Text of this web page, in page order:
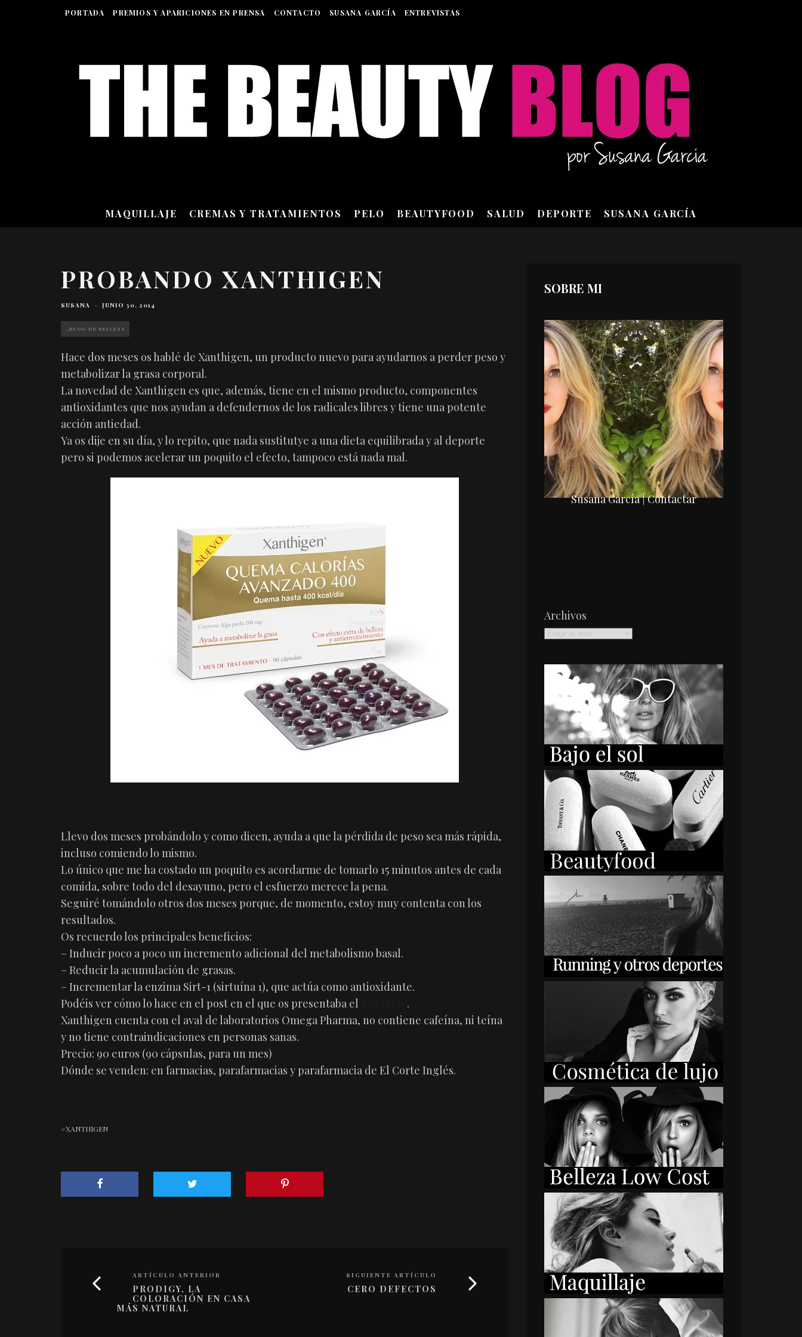
PORTADA PREMIOS Y APARICIONES EN PRENSA CONTACTO SUSANA GARCÍA ENTREVISTAS
MAQUILLAJE CREMAS Y TRATAMIENTOS PELO BEAUTYFOOD SALUD DEPORTE SUSANA GARCÍA
PROBANDO XANTHIGEN
SUSANA · JUNIO 30, 2014
_BLOG DE BELLEZA
Hace dos meses os hablé de Xanthigen, un producto nuevo para ayudarnos a perder peso y
metabolizar la grasa corporal.
La novedad de Xanthigen es que, además, tiene en el mismo producto, componentes
antioxidantes que nos ayudan a defendernos de los radicales libres y tiene una potente
acción antiedad.
Ya os dije en su día, y lo repito, que nada sustitutye a una dieta equilibrada y al deporte
pero si podemos acelerar un poquito el efecto, tampoco está nada mal.
Llevo dos meses probándolo y como dicen, ayuda a que la pérdida de peso sea más rápida,
incluso comiendo lo mismo.
Lo único que me ha costado un poquito es acordarme de tomarlo 15 minutos antes de cada
comida, sobre todo del desayuno, pero el esfuerzo merece la pena.
Seguiré tomándolo otros dos meses porque, de momento, estoy muy contenta con los
resultados.
Os recuerdo los principales beneficios:
– Inducir poco a poco un incremento adicional del metabolismo basal.
– Reducir la acumulación de grasas.
– Incrementar la enzima Sirt-1 (sirtuína 1), que actúa como antioxidante.
Podéis ver cómo lo hace en el post en el que os presentaba el
.
Xanthigen cuenta con el aval de laboratorios Omega Pharma, no contiene cafeína, ni teína
y no tiene contraindicaciones en personas sanas.
Precio: 90 euros (90 cápsulas, para un mes)
Dónde se venden: en farmacias, parafarmacias y parafarmacia de El Corte Inglés.
XANTHIGEN
ARTÍCULO ANTERIOR
PRODIGY, LA
COLORACIÓN EN CASA
MÁS NATURAL
SIGUIENTE ARTÍCULO
CERO DEFECTOS
SOBRE MI
Susana García | Contactar
Archivos